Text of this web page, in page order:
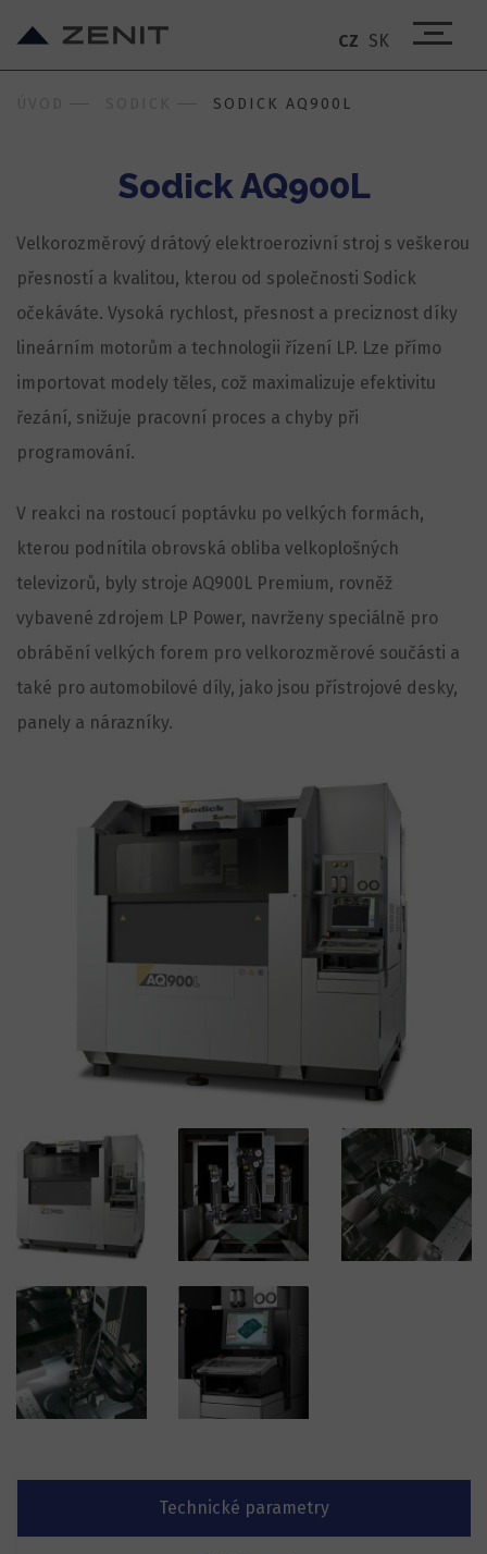
CZ SK
SODICK AQ900L
Sodick AQ900L
Velkorozměrový drátový elektroerozivní stroj s veškerou
přesností a kvalitou, kterou od společnosti Sodick
očekáváte. Vysoká rychlost, přesnost a preciznost díky
lineárním motorům a technologii řízení LP. Lze přímo
importovat modely těles, což maximalizuje efektivitu
řezání, snižuje pracovní proces a chyby při
programování.
V reakci na rostoucí poptávku po velkých formách,
kterou podnítila obrovská obliba velkoplošných
televizorů, byly stroje AQ900L Premium, rovněž
vybavené zdrojem LP Power, navrženy speciálně pro
obrábění velkých forem pro velkorozměrové součásti a
také pro automobilové díly, jako jsou přístrojové desky,
panely a nárazníky.
Technické parametry